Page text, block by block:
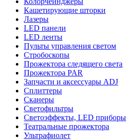
Кашетирующие шторки
Лазеры
LED панели
LED ленты
Пульты управления светом
Стробоскопы
Прожектора следящего света
Прожектора PAR
Запчасти и аксессуары ADJ
Сплиттеры
Сканеры
Светофильтры
Светоэффекты, LED приборы
Театральные прожектора
Ультрафиолет